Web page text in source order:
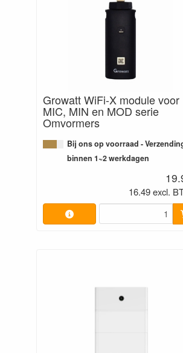
Growatt WiFi-X module voor
MIC, MIN en MOD serie
Omvormers
Bij ons op voorraad -
binnen 1~2 werkdagen
16.49 excl.